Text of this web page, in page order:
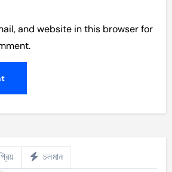
and website in this browser for
চলমান